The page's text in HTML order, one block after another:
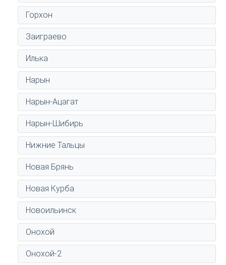
Горхон
Заиграево
Илька
Нарын
Нарын-Ацагат
Нарын-Шибирь
Нижние Тальцы
Новая Брянь
Новая Курба
Новоильинск
Онохой
Онохой-2